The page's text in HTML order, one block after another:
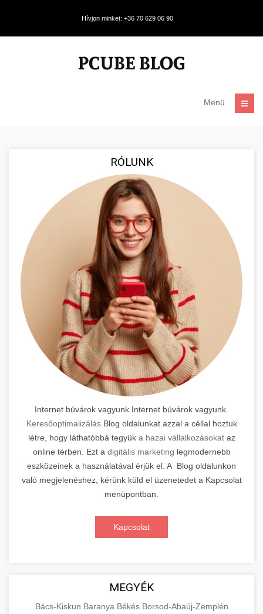
Hívjon minket: +36 70 629 06 90
Menü
RÓLUNK
Internet búvárok vagyunk.Internet búvárok vagyunk.
KeresőoptimalizálásBlog oldalunkat azzal a céllal hoztuk
létre, hogy láthatóbbá tegyük a hazai vállalkozásokataz
online térben. Ezt a digitális marketing legmodernebb
eszközeinek a használatával érjük el. A Blog oldalunkon
való megjelenéshez, kérünk küld el üzenetedet a Kapcsolat
menüpontban.
Kapcsolat
MEGYÉK
Bács-Kiskun Baranya Békés Borsod-Abaúj-Zemplén